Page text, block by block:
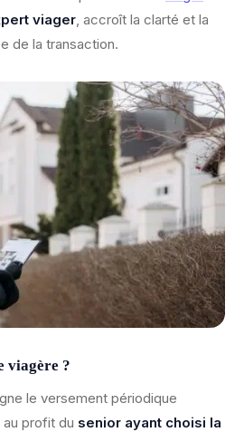
viager, accroît la clarté et la
de la transaction.
viagère ?
le versement périodique
profit du senior ayant choisi la